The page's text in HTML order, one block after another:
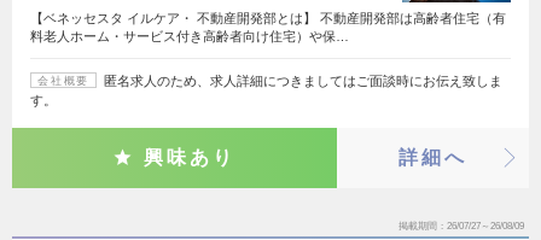
【ベネッセスタ イルケア・ 不動産開発部とは】 不動産開発部は高齢者住宅（有
料老人ホーム・サービス付き高齢者向け住宅）や保…
会社概要
匿名求人のため、求人詳細につきましてはご面談時にお伝え致しま
す。
興味あり 詳細へ
掲載期間 26/07/27～26/08/09